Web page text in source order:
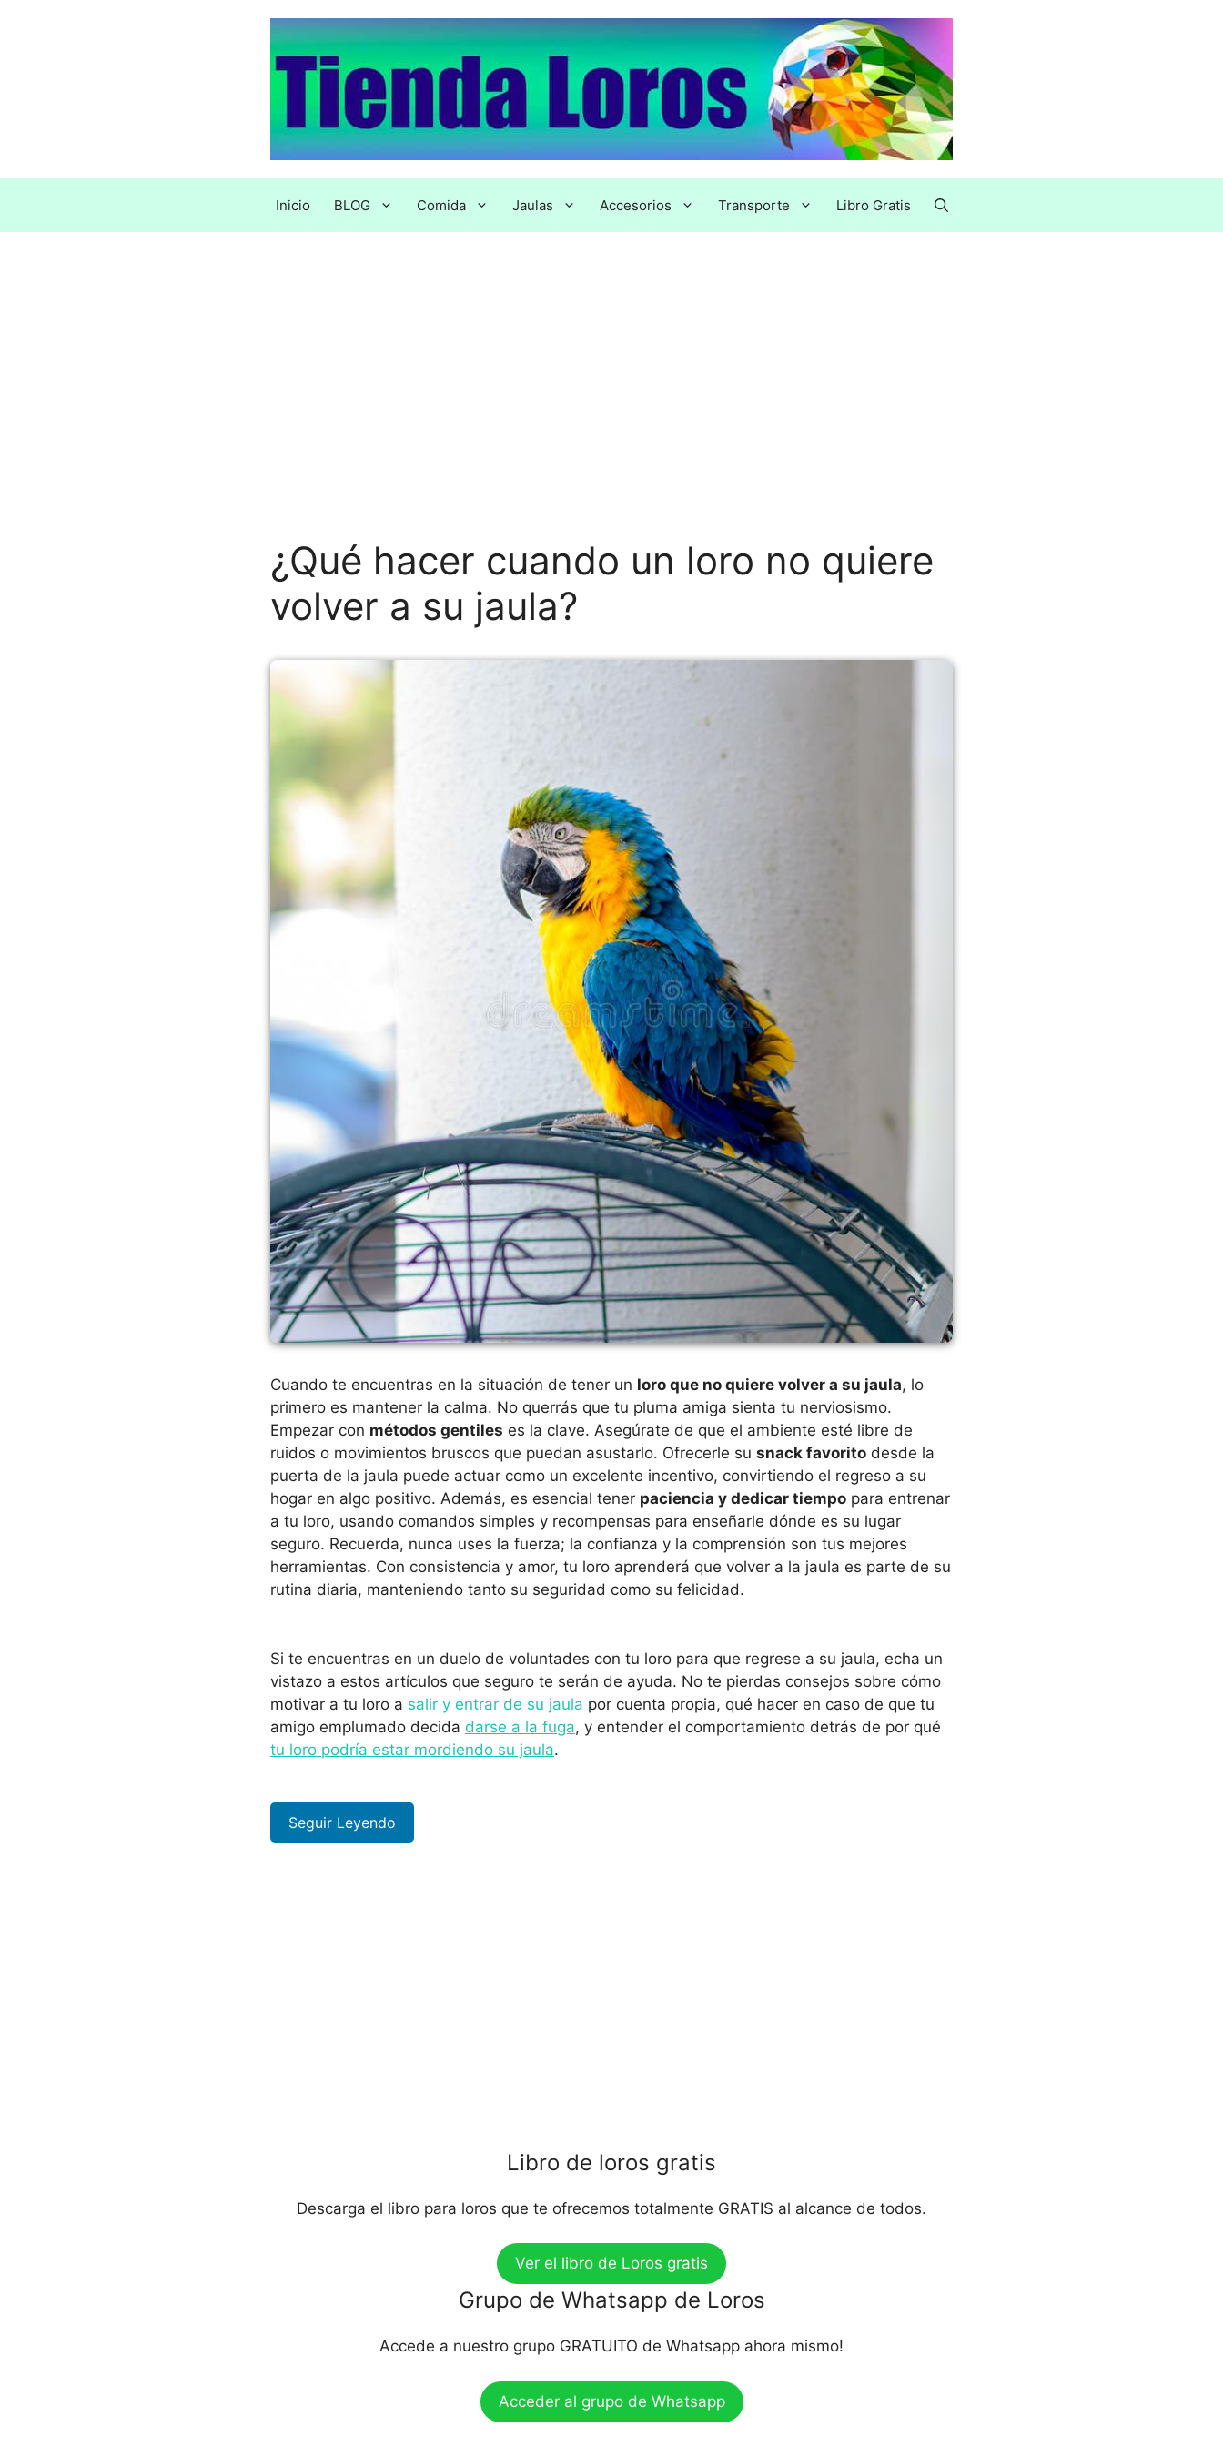
Inicio BLOG Comida Jaulas Accesorios Transporte Libro Gratis
¿Qué hacer cuando un loro no quiere
volver a su jaula?
Cuando te encuentras en la situación de tener un loro que no quiere volver a su jaula, lo
primero es mantener la calma. No querrás que tu pluma amiga sienta tu nerviosismo.
Empezar con métodos gentiles es la clave. Asegúrate de que el ambiente esté libre de
ruidos o movimientos bruscos que puedan asustarlo. Ofrecerle su snack favorito desde la
puerta de la jaula puede actuar como un excelente incentivo, convirtiendo el regreso a su
hogar en algo positivo. Además, es esencial tener paciencia y dedicar tiempo para entrenar
a tu loro, usando comandos simples y recompensas para enseñarle dónde es su lugar
seguro. Recuerda, nunca uses la fuerza; la confianza y la comprensión son tus mejores
herramientas. Con consistencia y amor, tu loro aprenderá que volver a la jaula es parte de su
rutina diaria, manteniendo tanto su seguridad como su felicidad.
Si te encuentras en un duelo de voluntades con tu loro para que regrese a su jaula, echa un
vistazo a estos artículos que seguro te serán de ayuda. No te pierdas consejos sobre cómo
motivar a tu loro a salir y entrar de su jaula por cuenta propia, qué hacer en caso de que tu
amigo emplumado decida darse a la fuga, y entender el comportamiento detrás de por qué
tu loro podría estar mordiendo su jaula.
Seguir Leyendo
Libro de loros gratis
Descarga el libro para loros que te ofrecemos totalmente GRATIS al alcance de todos.
Ver el libro de Loros gratis
Grupo de Whatsapp de Loros
Accede a nuestro grupo GRATUITO de Whatsapp ahora mismo!
Acceder al grupo de Whatsapp